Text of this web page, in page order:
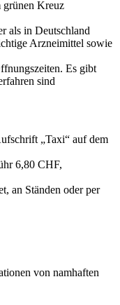
grünen Kreuz
als in Deutschland
Arzneimittel sowie
Es gibt
sind
„Taxi“ auf dem
6,80 CHF,
an Ständen oder per
von namhaften